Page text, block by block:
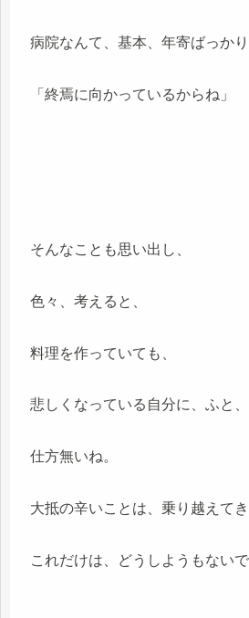
病院なんて、基本、年寄ばっかり
「終焉に向かっているからね」
そんなことも思い出し、
色々、考えると、
料理を作っていても、
悲しくなっている自分に、ふと、
仕方無いね。
大抵の辛いことは、乗り越えて
これだけは、どうしようもないで